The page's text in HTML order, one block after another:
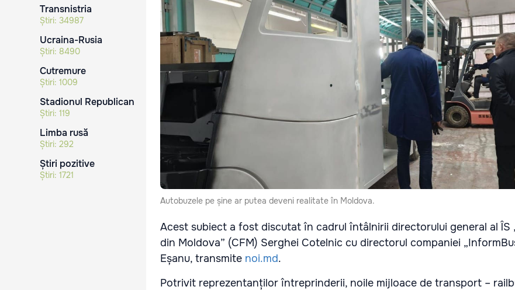
Transnistria
Știri: 34987
Ucraina-Rusia
Știri: 8490
Cutremure
Știri: 1009
Stadionul Republican
Știri: 119
Limba rusă
Știri: 292
Știri pozitive
Știri: 1721
Autobuzele pe șine ar putea deveni realitate în Moldova.
Acest subiect a fost discutat în cadrul întâlnirii directorului general al ÎS
din Moldova” (CFM) Serghei Сotelniс cu directorul companiei
Eșanu, transmite noi.md.
Potrivit reprezentanților întreprinderii, noile mijloace de transport –